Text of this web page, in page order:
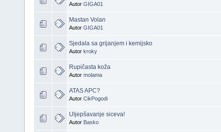
Autor GIGA01
Mastan Volan
Autor GIGA01
Sjedala sa grijanjem i kemijsko
Autor kroky
Rupičasta koža
Autor molama
ATAS APC?
Autor CikPogodi
Uljepšavanje siceva!
Autor Basko